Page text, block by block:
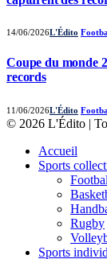
14/06/2026L'Édito
Coupe du monde
records
11/06/2026L'Édito
© 2026 L'Édito |
Accueil
Sports
Rugby
Sports